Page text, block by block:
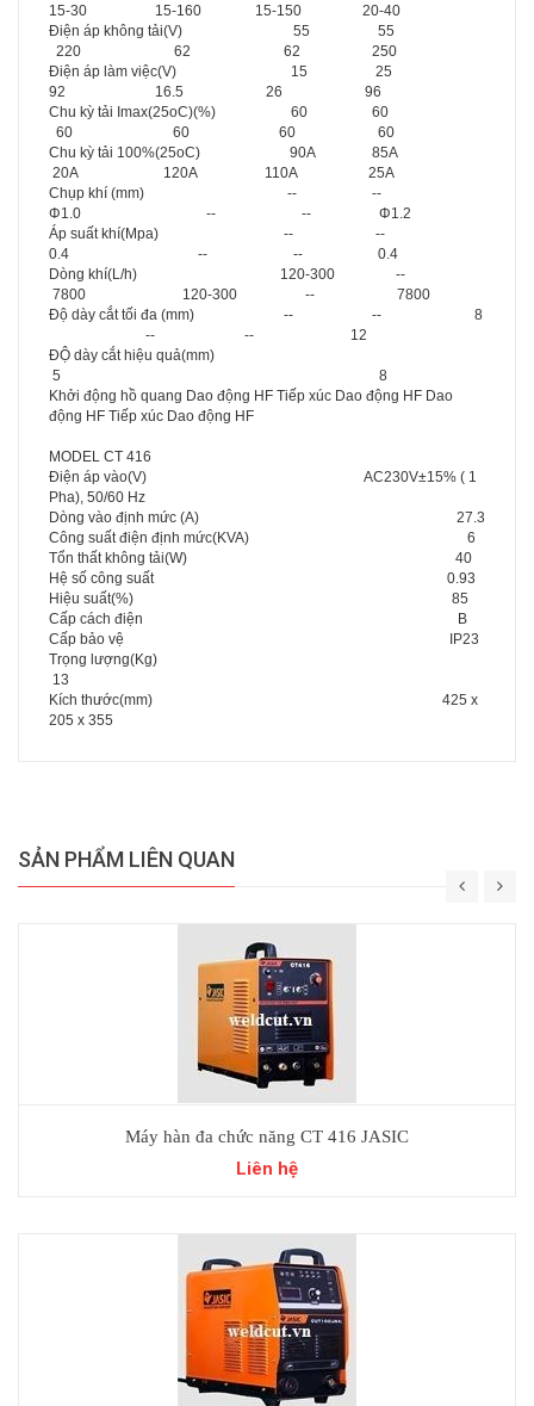
15-30 15-160 15-150 20-40
Điện áp không tải(V) 55 55
220 62 62 250
Điện áp làm việc(V) 15 25
92 16.5 26 96
Chu kỳ tải Imax(25oC)(%) 60 60
60 60 60 60
Chu kỳ tải 100%(25oC) 90A 85A
20A 120A 110A 25A
Chụp khí (mm) -- --
Φ1.0 -- -- Φ1.2
Áp suất khí(Mpa) -- --
0.4 -- -- 0.4
Dòng khí(L/h) 120-300 --
7800 120-300 -- 7800
Độ dày cắt tối đa (mm) -- -- 8
-- -- 12
ĐỘ dày cắt hiệu quả(mm)
5
8
Khởi động hồ quang Dao động HF Tiếp xúc Dao động HF Dao
động HF Tiếp xúc Dao động HF
MODEL CT 416
Điện áp vào(V) AC230V±15% ( 1
Pha), 50/60 Hz
Dòng vào định mức (A) 27.3
Công suất điện định mức(KVA) 6
Tổn thất không tải(W) 40
Hệ số công suất 0.93
Hiệu suất(%) 85
Cấp cách điện B
Cấp bảo vệ IP23
Trọng lượng(Kg)
13
Kích thước(mm) 425 x
205 x 355
SẢN PHẨM LIÊN QUAN
Máy hàn đa chức năng CT 416 JASIC
Liên hệ